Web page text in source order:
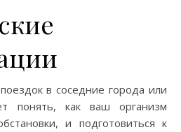
в соседние города или
понять, как ваш организм
и подготовиться к